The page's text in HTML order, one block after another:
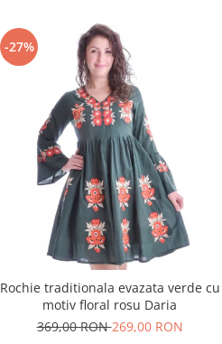
-27%
Rochie traditionala evazata verde cu
motiv floral rosu Daria
369,00 RON269,00 RON